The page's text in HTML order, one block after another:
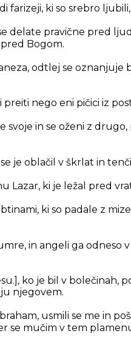
farizeji, ki so srebro
delate pravične pred
Bogom.
odtlej se oznanjuje
preiti nego eni pičici iz
svoje in se oženi z
je oblačil v škrlat in
Lazar, ki je ležal pred
ki so padale z
in angeli ga odneso
, ko je bil v bolečinah,
njegovem.
usmili se me in
se mučim v tem